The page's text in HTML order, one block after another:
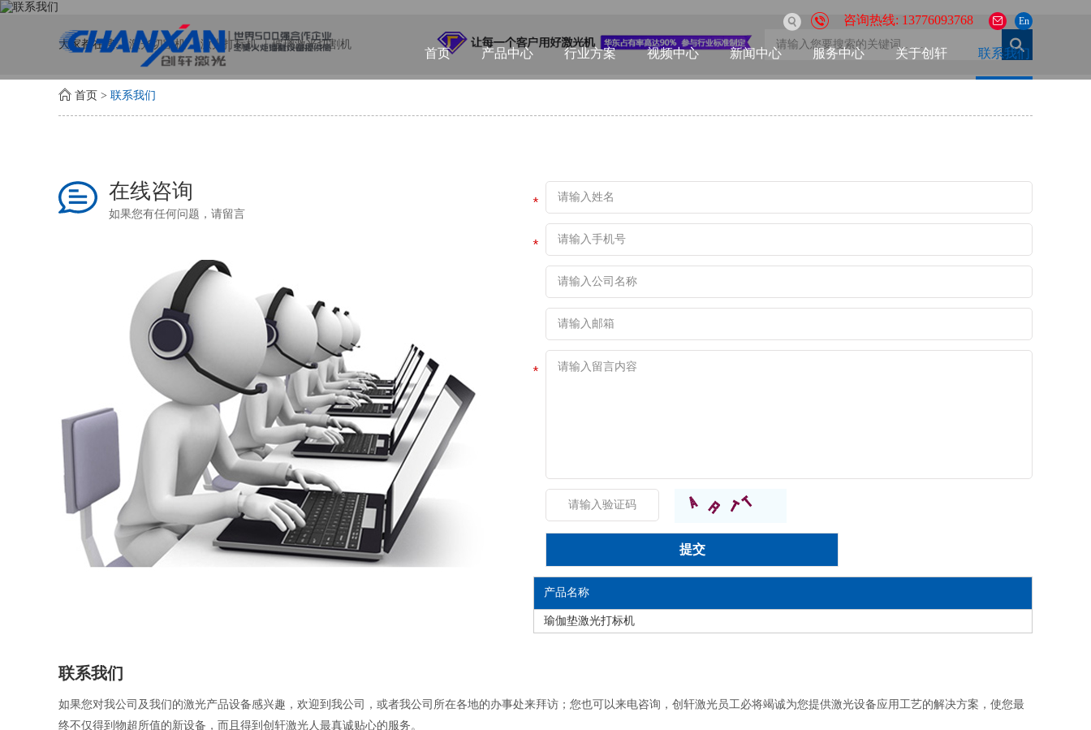
En
咨询热线: 13776093768
首页 产品中心 行业方案 视频中心 新闻中心 服务中心 关于创轩 联系我们
大家都在搜: 激光切割机 激光打标机 玻璃激光切割机
首页 > 联系我们
在线咨询
如果您有任何问题，请留言
产品名称
瑜伽垫激光打标机
联系我们
如果您对我公司及我们的激光产品设备感兴趣，欢迎到我公司，或者我公司所在各地的办事处来拜访；您也可以来电咨询，创轩激光员工必将竭诚为您提供激光设备应用工艺的解决方案，使您最
终不仅得到物超所值的新设备，而且得到创轩激光人最真诚贴心的服务。